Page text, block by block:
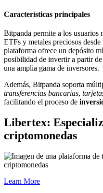
Características principales
Bitpanda permite a los usuarios
ETFs y metales preciosos desde
plataforma ofrece un depósito
posibilidad de invertir a partir
una amplia gama de inversores.
Además, Bitpanda soporta
transferencias bancarias,
facilitando el proceso de
Libertex:
criptomonedas
Learn More